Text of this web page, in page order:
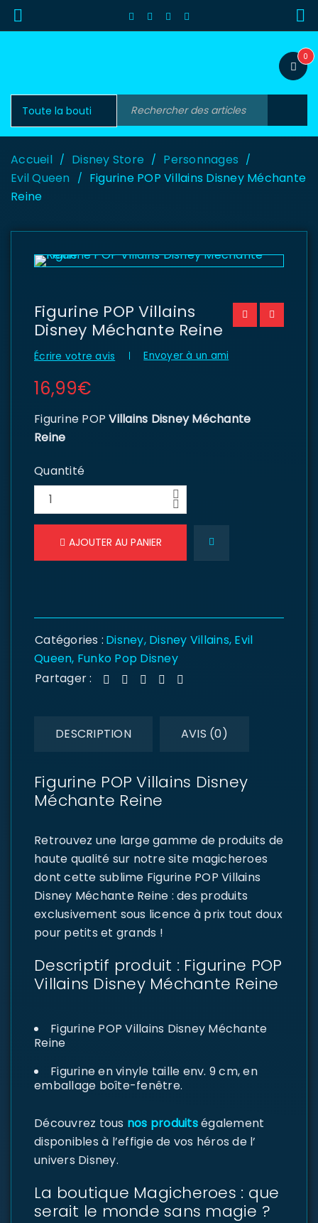
0
Accueil / Disney Store / Personnages /
Evil Queen / Figurine POP Villains Disney Méchante
Reine
Figurine POP Villains
Disney Méchante Reine
Écrire votre avis Envoyer à un ami
16,99€
Figurine POPVillains Disney Méchante
Reine
Quantité
AJOUTER AU PANIER
Catégories : Disney, Disney Villains, Evil
Queen, Funko Pop Disney
Partager :
DESCRIPTION AVIS (0)
Figurine POP Villains Disney
Méchante Reine
Retrouvez une large gamme de produits de
haute qualité sur notre site magicheroes
dont cette sublime Figurine POP Villains
Disney Méchante Reine : des produits
exclusivement sous licence à prix tout doux
pour petits et grands !
Descriptif produit : Figurine POP
Villains Disney Méchante Reine
Figurine POP Villains Disney Méchante
Reine
Figurine en vinyle taille env. 9 cm, en
emballage boîte-fenêtre.
Découvrez tous nos produitségalement
disponibles à l’effigie de vos héros de l’
univers Disney.
La boutique Magicheroes : que
serait le monde sans magie ?